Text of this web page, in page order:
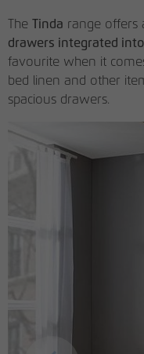
The Tinda range offers
drawers integrated
favourite when it
bed linen and other
spacious drawers.